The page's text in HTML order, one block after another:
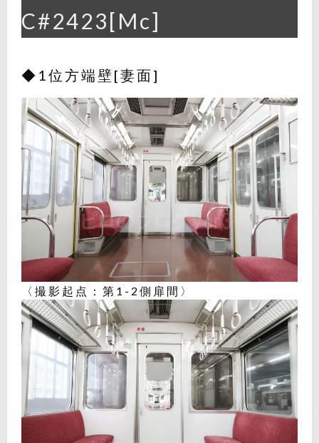
C#2423[Mc]
◆1位方端壁[妻面]
〈撮影起点：第1-2側扉間〉